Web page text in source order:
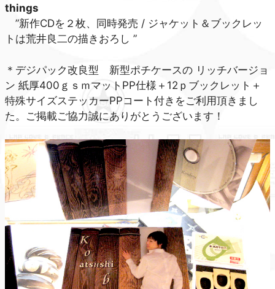
things
”新作CDを２枚、同時発売 / ジャケット＆ブックレッ
トは荒井良二の描きおろし ”
＊デジパック改良型 新型ポチケースの リッチバージョ
ン 紙厚400ｇｓｍマットPP仕様＋12ｐブックレット＋
特殊サイズステッカーPPコート付きをご利用頂きまし
た。ご掲載ご協力誠にありがとうございます！